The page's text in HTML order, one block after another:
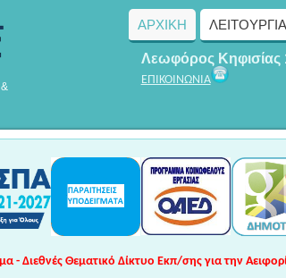
ΑΡΧΙΚΗ ΛΕΙΤΟΥΡΓΊΑ
Λεωφόρος Κηφισίας
ΕΠΙΚΟΙΝΩΝΙΑ
- Διεθνές Θεματικό Δίκτυο Εκπ/σης για την